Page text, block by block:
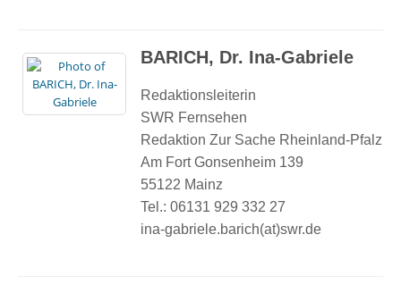
BARICH, Dr. Ina-Gabriele
Redaktionsleiterin
SWR Fernsehen
Redaktion Zur Sache Rheinland-Pfalz
Am Fort Gonsenheim 139
55122 Mainz
Tel.: 06131 929 332 27
ina-gabriele.barich(at)swr.de